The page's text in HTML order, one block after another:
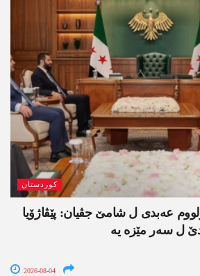
کوردستان
عەبدی ل شامێ جڤیان: پێڤاژۆیا
ل سەر مێزە یە
2026-08-04